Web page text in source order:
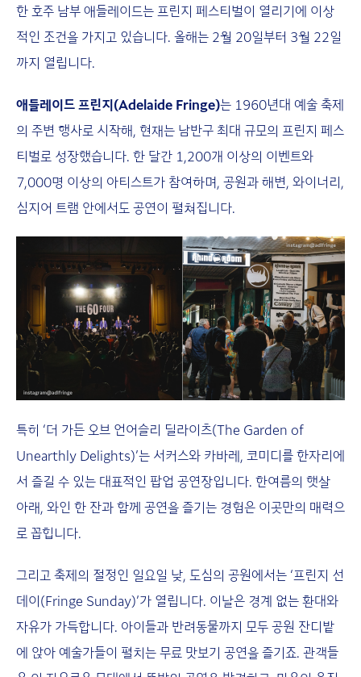
한 호주 남부 애들레이드는 프린지 페스티벌이 열리기에 이상
적인 조건을 가지고 있습니다. 올해는 2월 20일부터 3월 22일
까지 열립니다.
애들레이드 프린지(Adelaide Fringe)는 1960년대 예술 축제
의 주변 행사로 시작해, 현재는 남반구 최대 규모의 프린지 페스
티벌로 성장했습니다. 한 달간 1,200개 이상의 이벤트와
7,000명 이상의 아티스트가 참여하며, 공원과 해변, 와이너리,
심지어 트램 안에서도 공연이 펼쳐집니다.
특히 ‘더 가든 오브 언어슬리 딜라이츠(The Garden of
Unearthly Delights)’는 서커스와 카바레, 코미디를 한자리에
서 즐길 수 있는 대표적인 팝업 공연장입니다. 한여름의 햇살
아래, 와인 한 잔과 함께 공연을 즐기는 경험은 이곳만의 매력으
로 꼽힙니다.
그리고 축제의 절정인 일요일 낮, 도심의 공원에서는 ‘프린지 선
데이(Fringe Sunday)’가 열립니다. 이날은 경계 없는 환대와
자유가 가득합니다. 아이들과 반려동물까지 모두 공원 잔디밭
에 앉아 예술가들이 펼치는 무료 맛보기 공연을 즐기죠. 관객들